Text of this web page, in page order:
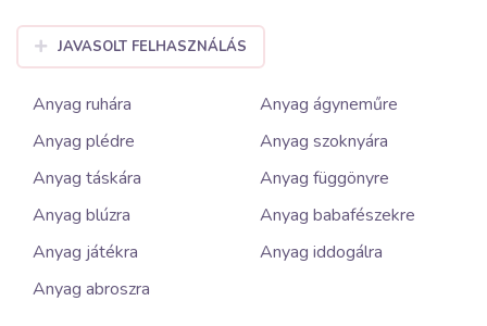
JAVASOLT FELHASZNÁLÁS
Anyag ruhára
Anyag ágyneműre
Anyag plédre
Anyag szoknyára
Anyag táskára
Anyag függönyre
Anyag blúzra
Anyag babafészekre
Anyag játékra
Anyag iddogálra
Anyag abroszra